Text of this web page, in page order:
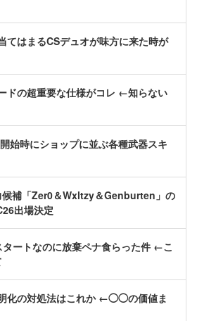
てはまるCSデュオが味方に来た時が
ドの超重要な仕様がコレ ←知らない
始時にショップに並ぶ各種武器スキ
候補「Zer0＆Wxltzy＆Genburten」の
出場決定
タートなのに放棄ペナ食らった件 ←こ
化の対処法はこれか ←◯◯の価値ま